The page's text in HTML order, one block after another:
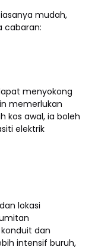
mudah,
cabaran:
menyokong
memerlukan
kos awal, ia boleh
elektrik
lokasi
dan
intensif buruh,